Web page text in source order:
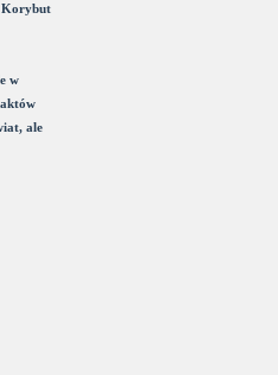
Korybut
w
ale